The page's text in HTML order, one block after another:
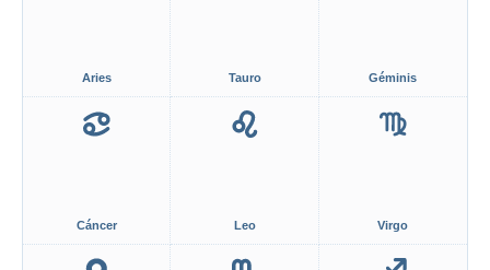
Aries Tauro Géminis
Cáncer Leo Virgo